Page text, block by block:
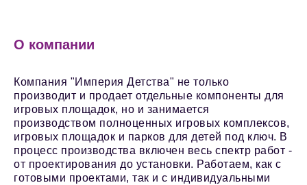
О компании
Компания "Империя Детства" не только
производит и продает отдельные компоненты для
игровых площадок, но и занимается
производством полноценных игровых комплексов,
игровых площадок и парков для детей под ключ. В
процесс производства включен весь спектр работ -
от проектирования до установки. Работаем, как с
готовыми проектами, так и с индивидуальными